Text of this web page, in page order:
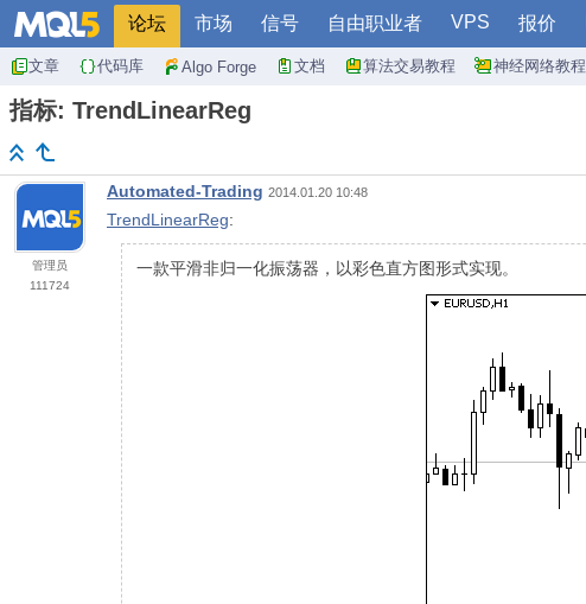
论坛 市场 信号 自由职业者 VPS 报价
文章 代码库 Algo Forge 文档 算法交易教程 神经网络教程
指标: TrendLinearReg
管理员
111724
Automated-Trading 2014.01.20 10:48
TrendLinearReg:
一款平滑非归一化振荡器，以彩色直方图形式实现。